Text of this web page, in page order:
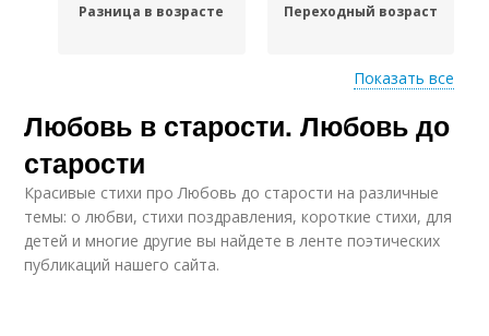
Разница в возрасте Переходный возраст
Любовь в пожилом
возрасте
Роман в зрелом
возрасте
Зрелый мужчина
Показать все
Любовь в старости. Любовь до
старости
Красивые стихи про Любовь до старости на различные
темы: о любви, стихи поздравления, короткие стихи, для
детей и многие другие вы найдете в ленте поэтических
публикаций нашего сайта.